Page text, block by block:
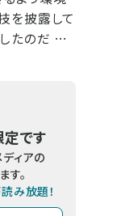
を披露して
したのだ …
定です
ィアの
。
み放題！